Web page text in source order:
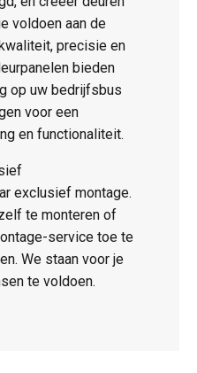
voldoen aan de
precisie en
bieden
op uw bedrijfsbus
voor een
en functionaliteit.
exclusief montage.
te monteren of
service toe te
We staan voor je
te voldoen.